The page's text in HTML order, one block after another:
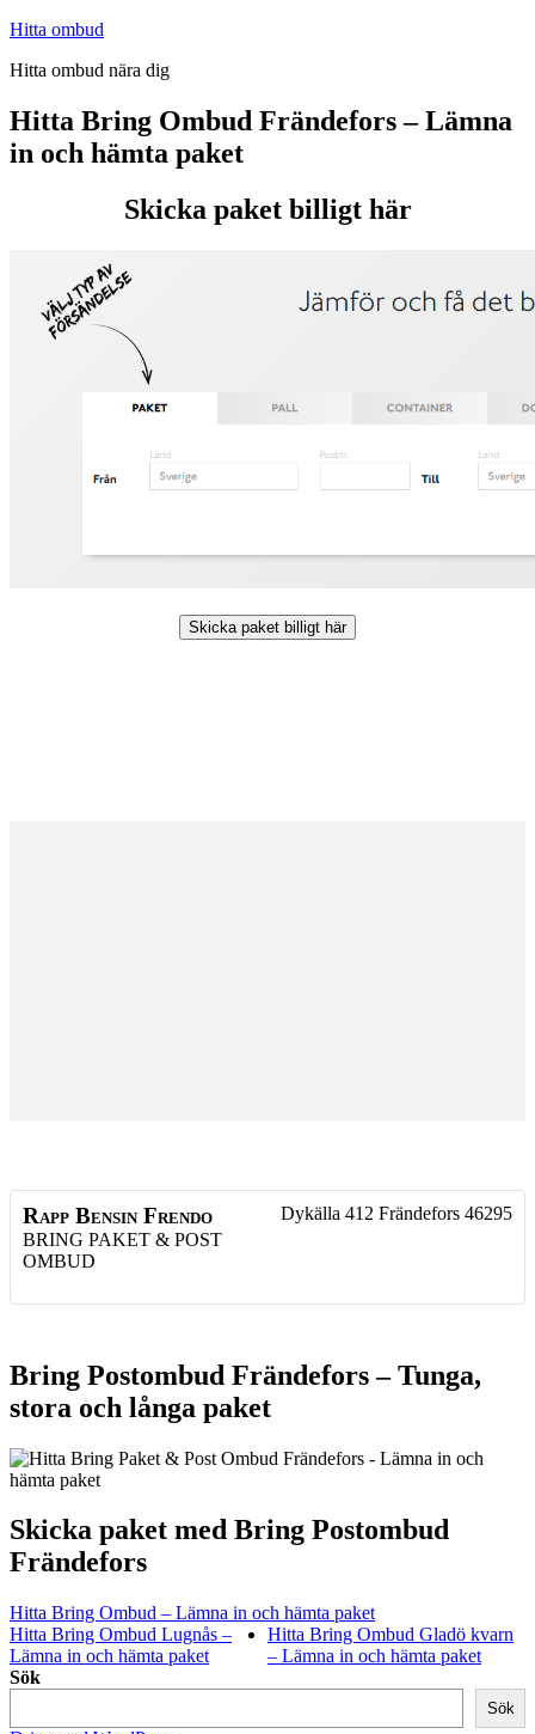
Hoppa
innehåll
Hitta ombud
Hitta ombud nära dig
Hitta Bring Ombud Frändefors – Lämna
in och hämta paket
Skicka paket billigt här
Skicka paket billigt här
Rapp Bensin Frendo
BRING PAKET & POST
OMBUD
Dykälla 412 Frändefors 46295
Bring Postombud Frändefors – Tunga,
stora och långa paket
Skicka paket med Bring Postombud
Frändefors
Hitta Bring Ombud – Lämna in och hämta paket
Hitta Bring Ombud Lugnås –
Lämna in och hämta paket
Hitta Bring Ombud Gladö kvarn
– Lämna in och hämta paket
Sök
Sök